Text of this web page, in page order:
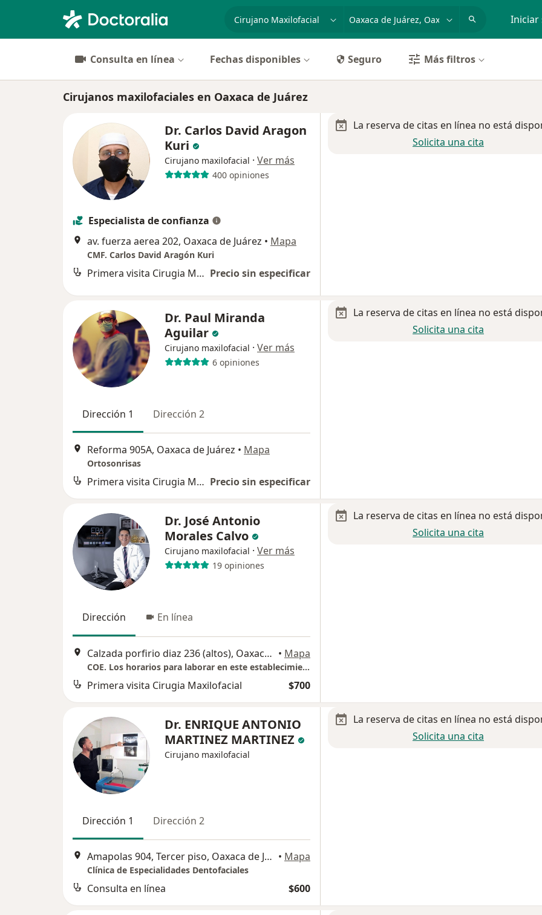
p. ej. Guadalajara Iniciar
Consulta en línea Fechas disponibles Seguro Más filtros
Cirujanos maxilofaciales en Oaxaca de Juárez
Dr. Carlos David Aragon
Kuri
Cirujano maxilofacial · Ver más
400 opiniones
Especialista de confianza
av. fuerza aerea 202, Oaxaca de Juárez • Mapa
CMF. Carlos David Aragón Kuri
Primera visita Cirugia Maxilofacial Precio sin especificar
La reserva de citas en línea no está
Solicita una cita
Dr. Paul Miranda
Aguilar
Cirujano maxilofacial · Ver más
6 opiniones
Dirección 1 Dirección 2
Reforma 905A, Oaxaca de Juárez • Mapa
Ortosonrisas
Primera visita Cirugia Maxilofacial Precio sin especificar
La reserva de citas en línea no está
Solicita una cita
Dr. José Antonio
Morales Calvo
Cirujano maxilofacial · Ver más
19 opiniones
Dirección En línea
Calzada porfirio diaz 236 (altos), Oaxaca de Juárez • Mapa
COE. Los horarios para laborar en este establecimiento varian de 2 a 3 semanas aproximadamante, favor de corroborar los dias que se laboraran antes de agendar.
Primera visita Cirugia Maxilofacial $700
La reserva de citas en línea no está
Solicita una cita
Dr. ENRIQUE ANTONIO
MARTINEZ MARTINEZ
Cirujano maxilofacial
Dirección 1 Dirección 2
Amapolas 904, Tercer piso, Oaxaca de Juárez • Mapa
Clínica de Especialidades Dentofaciales
Consulta en línea $600
La reserva de citas en línea no está
Solicita una cita